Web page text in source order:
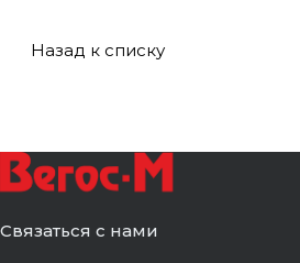
Назад к списку
Связаться с нами